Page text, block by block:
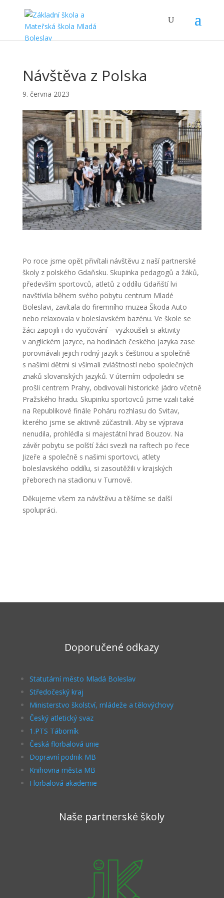
Návštěva z Polska
9. června 2023
Po roce jsme opět přivítali návštěvu z naší partnerské
školy z polského Gdaňsku. Skupinka pedagogů a žáků,
především sportovců, atletů z oddílu Gdaňští lvi
navštívila během svého pobytu centrum Mladé
Boleslavi, zavítala do firemního muzea Škoda Auto
nebo relaxovala v boleslavském bazénu. Ve škole se
žáci zapojili i do vyučování – vyzkoušeli si aktivity
v anglickém jazyce, na hodinách českého jazyka zase
porovnávali jejich rodný jazyk s češtinou a společně
s našimi dětmi si všímali zvláštností nebo společných
znaků slovanských jazyků. V úterním odpoledni se
prošli centrem Prahy, obdivovali historické jádro včetně
Pražského hradu. Skupinku sportovců jsme vzali také
na Republikové finále Poháru rozhlasu do Svitav,
kterého jsme se aktivně zúčastnili. Aby se výprava
nenudila, prohlédla si majestátní hrad Bouzov. Na
závěr pobytu se polští žáci svezli na raftech po řece
Jizeře a společně s našimi sportovci, atlety
boleslavského oddílu, si zasoutěžili v krajských
přeborech na stadionu v Turnově.
Děkujeme všem za návštěvu a těšíme se další
spolupráci.
Doporučené odkazy
Statutární město Mladá Boleslav
Středočeský kraj
Ministerstvo školství, mládeže a tělovýchovy
Český atletický svaz
1.PTS Táborník
Česká florbalová unie
Dopravní podnik MB
Knihovna města MB
Florbalová akademie
Naše partnerské školy